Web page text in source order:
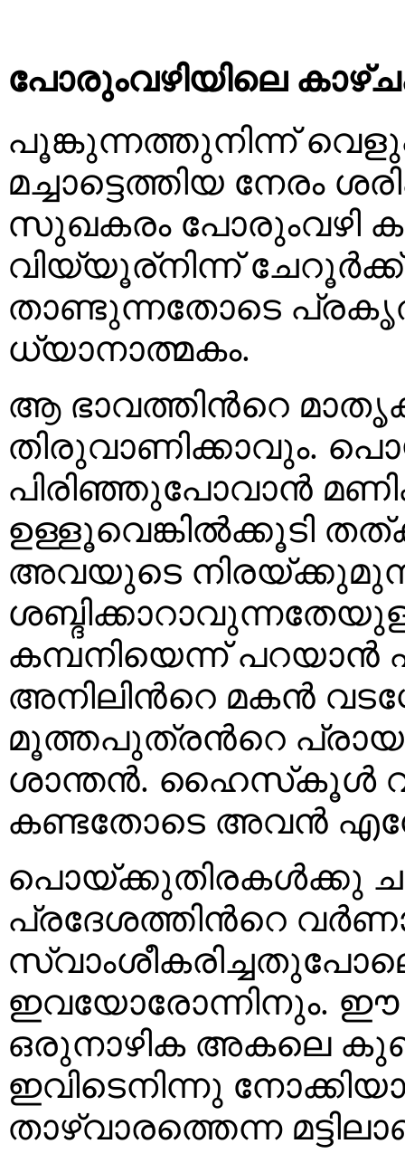
പോരുംവഴിയിലെ
പൂങ്കുന്നത്തുനിന്ന്
മച്ചാട്ടെത്തിയ നേരം
സുഖകരം പോരുംവഴി
വിയ്യൂര്നിന്ന് ചേറൂർക്ക്
താണ്ടുന്നതോടെ
ധ്യാനാത്മകം.
ആ ഭാവത്തിൻറെ
തിരുവാണിക്കാവും.
പിരിഞ്ഞുപോവാൻ
ഉള്ളൂവെങ്കിൽക്കൂടി
അവയുടെ
കമ്പനിയെന്ന് പറയാൻ
അനിലിൻറെ മകൻ
മൂത്തപുത്രൻറെ
ശാന്തൻ. ഹൈസ്‌കൂൾ
കണ്ടതോടെ അവൻ
പൊയ്ക്കുതിരകൾക്കു
പ്രദേശത്തിൻറെ
ഇവയോരോന്നിനും. ഈ
ഒരുനാഴിക അകലെ
ഇവിടെനിന്നു
താഴ്വാരത്തെന്ന